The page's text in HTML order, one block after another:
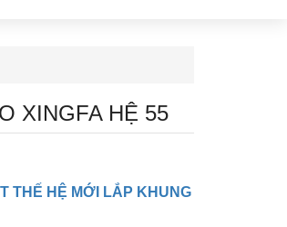
XINGFA HỆ 55
THẾ HỆ MỚI LẮP KHUNG